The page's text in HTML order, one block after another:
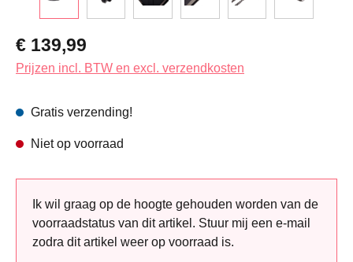
Normale prijs:
€ 139,99
Prijzen incl. BTW en excl. verzendkosten
Gratis verzending!
Niet op voorraad
Ik wil graag op de hoogte gehouden worden van de
voorraadstatus van dit artikel. Stuur mij een e-mail
zodra dit artikel weer op voorraad is.